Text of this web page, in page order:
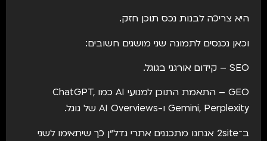
היא צריכה לבנות נכס תוכן חזק.
וכאן נכנסים לתמונה שני מושגים חשובים:
SEO – קידום אורגני בגוגל.
GEO – התאמת התוכן למנועי AI כמו ChatGPT,
Gemini, Perplexity ו-AI Overviews של גוגל.
ב־2site אנחנו מתכננים אתרי נדל״ן כך שיתאימו לשני